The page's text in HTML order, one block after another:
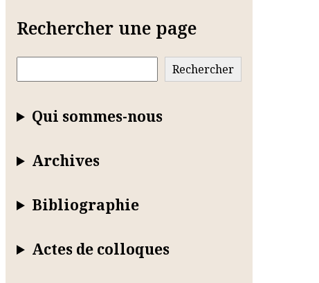
Rechercher une page
Rechercher
Qui sommes-nous
Archives
Bibliographie
Actes de colloques